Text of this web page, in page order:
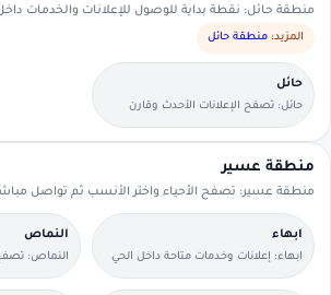
منطقة حائل: نقطة بداية للوصول للإعلانات والخدمات
المزيد: منطقة حائل
حائل
حائل: تصفح الإعلانات الأحدث وقارن
التفاصيل بسرعة.
منطقة عسير
منطقة عسير: تصفح الأحياء واختر الأنسب ثم تواصل
ابهاء
ابهاء: إعلانات وخدمات متاحة داخل الحي
مع وسائل تواصل مباشرة.
النماص
النماص: تصفح
التفاصيل